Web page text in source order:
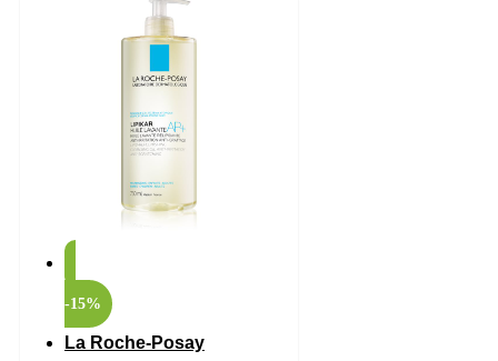
-15%
La Roche-Posay